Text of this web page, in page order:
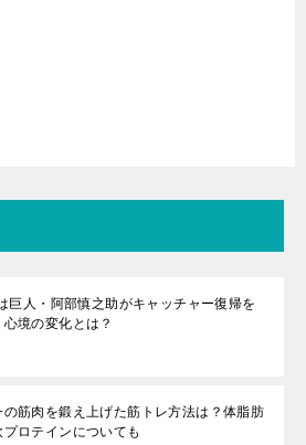
巨人・阿部慎之助がキャッチャー復帰を
境の変化とは？
の筋肉を鍛え上げた筋トレ方法は？体脂肪
ロテインについても